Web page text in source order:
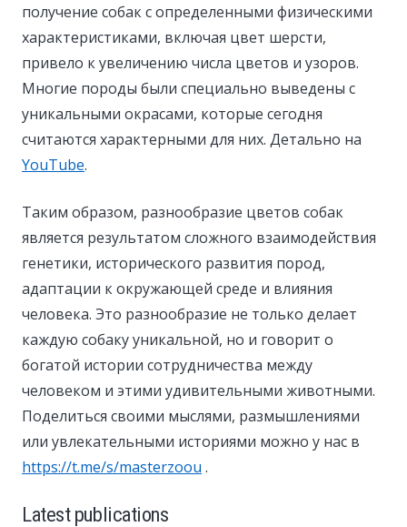
получение собак с определенными физическими
характеристиками, включая цвет шерсти,
привело к увеличению числа цветов и узоров.
Многие породы были специально выведены с
уникальными окрасами, которые сегодня
считаются характерными для них. Детально на
YouTube.
Таким образом, разнообразие цветов собак
является результатом сложного взаимодействия
генетики, исторического развития пород,
адаптации к окружающей среде и влияния
человека. Это разнообразие не только делает
каждую собаку уникальной, но и говорит о
богатой истории сотрудничества между
человеком и этими удивительными животными.
Поделиться своими мыслями, размышлениями
или увлекательными историями можно у нас в
https://t.me/s/masterzoou .
Latest publications